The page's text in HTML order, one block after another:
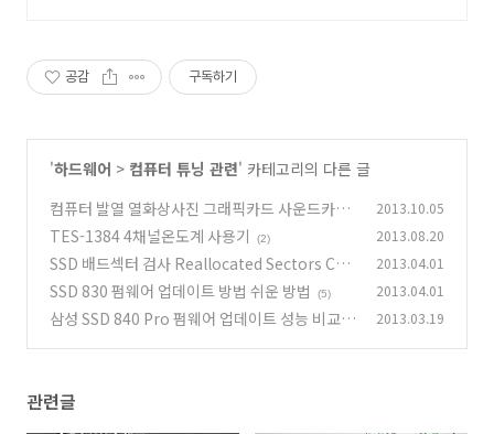
공감 구독하기
'하드웨어 > 컴퓨터 튜닝 관련' 카테고리의 다른 글
컴퓨터 발열 열화상사진 그래픽카드 사운드카드
메인보드 발열
(2)
2013.10.05
TES-1384 4채널온도계 사용기 (2) 2013.08.20
SSD 배드섹터 검사 Reallocated Sectors Cou
nt (19)
2013.04.01
SSD 830 펌웨어 업데이트 방법 쉬운 방법 (5) 2013.04.01
삼성 SSD 840 Pro 펌웨어 업데이트 성능 비교 2013.03.19
관련글